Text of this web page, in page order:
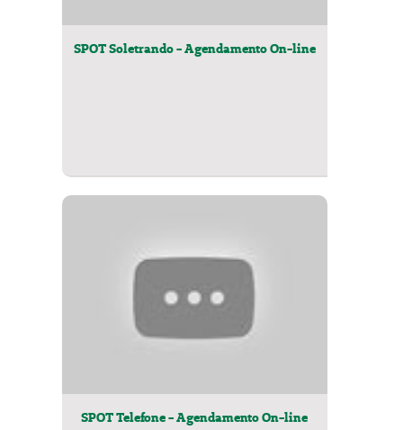
SPOT Soletrando - Agendamento On-line
SPOT Telefone - Agendamento On-line